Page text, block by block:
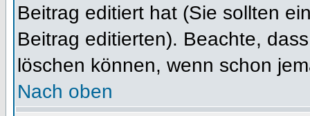
Beitrag editiert hat (Sie sollten
Beitrag editierten). Beachte,
löschen können, wenn schon
Nach oben